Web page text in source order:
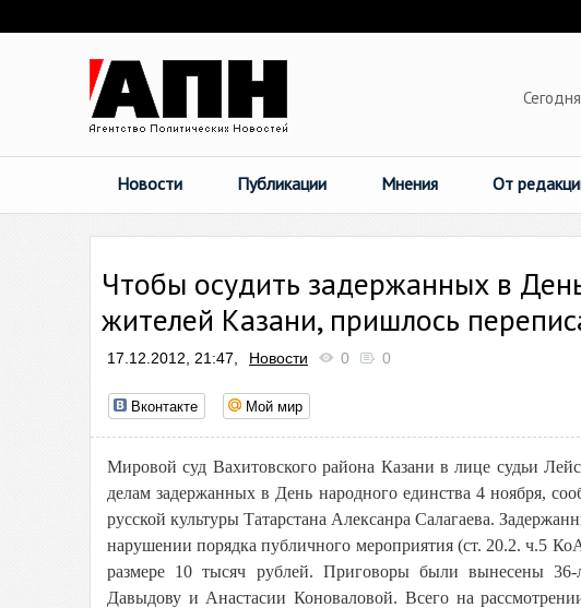
Новости Публикации Мнения От
Чтобы осудить задержанных в
жителей Казани, пришлось
17.12.2012, 21:47, Новости 0 0
Вконтакте Мой мир
Мировой суд Вахитовского района Казани в лице судьи
делам задержанных в День народного единства 4 ноября,
русской культуры Татарстана Алексанра Салагаева.
нарушении порядка публичного мероприятия (ст. 20.2. ч.5
размере 10 тысяч рублей. Приговоры были вынесены 36-
Давыдову и Анастасии Коноваловой. Всего на